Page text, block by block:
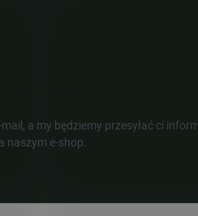
a my będziemy przesyłać ci
naszym e-shop.